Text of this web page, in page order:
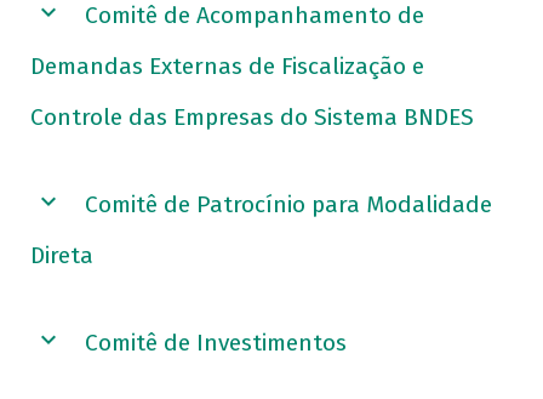
Comitê de Acompanhamento de
Demandas Externas de Fiscalização e
Controle das Empresas do Sistema BNDES
Comitê de Patrocínio para Modalidade
Direta
Comitê de Investimentos